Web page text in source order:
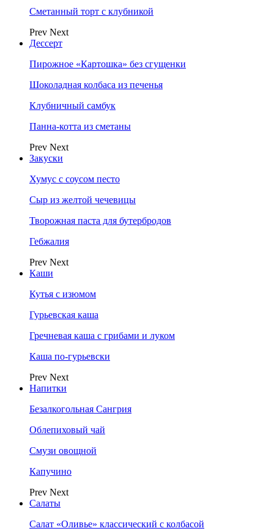
Сметанный торт с клубникой
Prev Next
Дессерт
Пирожное «Картошка» без сгущенки
Шоколадная колбаса из печенья
Клубничный самбук
Панна-котта из сметаны
Prev Next
Закуски
Хумус с соусом песто
Сыр из желтой чечевицы
Творожная паста для бутербродов
Гебжалия
Prev Next
Каши
Кутья с изюмом
Гурьевская каша
Гречневая каша с грибами и луком
Каша по-гурьевски
Prev Next
Напитки
Безалкогольная Сангрия
Облепиховый чай
Смузи овощной
Капучино
Prev Next
Салаты
Салат «Оливье» классический с колбасой